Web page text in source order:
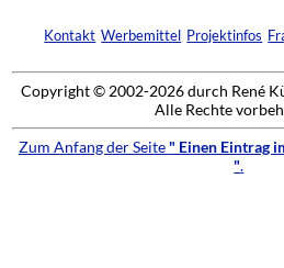
Kontakt Werbemittel Projektinfos
Copyright © 2002-2026 durch René
Alle Rechte
Zum Anfang der Seite " Einen Eintrag
".